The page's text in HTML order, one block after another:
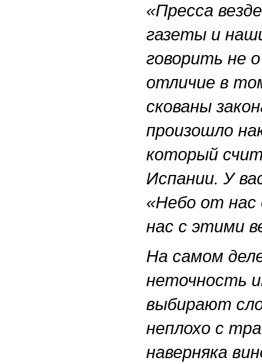
«Пресса
газеты и
говорить не
отличие в
скованы
произошло
который
Испании. У
«Небо от
нас с этими
На самом
неточность
выбирают
неплохо с
наверняка